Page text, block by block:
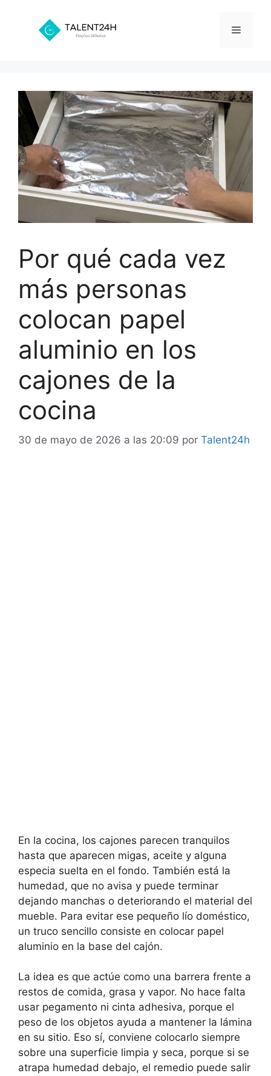
contenido
Menú
Por qué cada vez
más personas
colocan papel
aluminio en los
cajones de la
cocina
30 de mayo de 2026 a las 20:09 por Talent24h
En la cocina, los cajones parecen tranquilos
hasta que aparecen migas, aceite y alguna
especia suelta en el fondo. También está la
humedad, que no avisa y puede terminar
dejando manchas o deteriorando el material del
mueble. Para evitar ese pequeño lío doméstico,
un truco sencillo consiste en colocar papel
aluminio en la base del cajón.
La idea es que actúe como una barrera frente a
restos de comida, grasa y vapor. No hace falta
usar pegamento ni cinta adhesiva, porque el
peso de los objetos ayuda a mantener la lámina
en su sitio. Eso sí, conviene colocarlo siempre
sobre una superficie limpia y seca, porque si se
atrapa humedad debajo, el remedio puede salir